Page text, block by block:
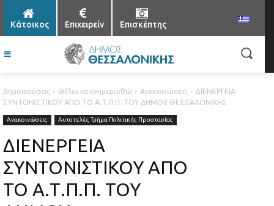
Κάτοικος Επιχειρείν Επισκέπτης
Δημοσιεύσεις Θέλω να ενημερωθώ Ανακοινώσεις
ΔΙΕΝΕΡΓΕΙΑ
ΣΥΝΤΟΝΙΣΤΙΚΟΥ ΑΠΟ ΤΟ Α.Τ.Π.Π. ΤΟΥ ΔΗΜΟΥ ΘΕΣΣΑΛΟΝΙΚΗΣ
Ανακοινώσεις Αυτοτελές Τμήμα Πολιτικής Προστασίας
ΔΙΕΝΕΡΓΕΙΑ
ΣΥΝΤΟΝΙΣΤΙΚΟΥ ΑΠΟ
ΤΟ Α.Τ.Π.Π. ΤΟΥ